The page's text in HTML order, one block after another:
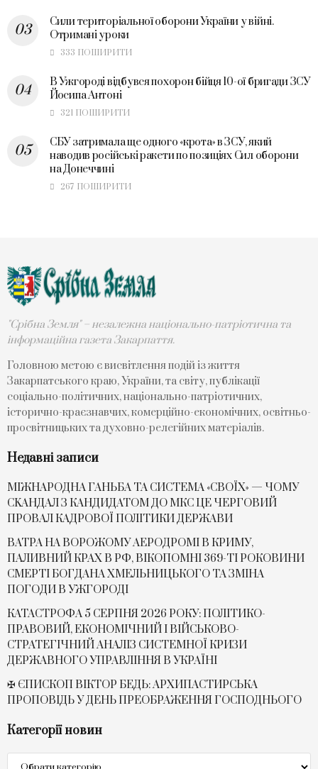
Сили територіальної оборони України у війні.
Отримані уроки
333 ПОШИРИТИ
В Ужгороді відбувся похорон бійця 10-ої бригади ЗСУ
Йосипа Антоні
321 ПОШИРИТИ
СБУ затримала ще одного «крота» в ЗСУ, який
наводив російські ракети по позиціях Сил оборони
на Донеччині
267 ПОШИРИТИ
"Срібна Земля" – незалежна національно-патріотична та
інформаційна газета Закарпаття.
Головною метою є висвітлення подій із життя
Закарпатського краю, України, та світу, публікації
соціально-політичних, національно-патріотичних,
історично-краєзнавчих, комерційно-економічних, освітньо-
просвітницьких та духовно-релегійних матеріалів.
Недавні записи
МІЖНАРОДНА ГАНЬБА ТА СИСТЕМА «СВОЇХ» — ЧОМУ
СKАНДАЛ З КАНДИДАТОМ ДО МКС ЦЕ ЧЕРГОВИЙ
ПРОВАЛ КАДРОВОЇ ПОЛІТИКИ ДЕРЖАВИ
ВАТРА НА ВОРОЖОМУ АЕРОДРОМІ В КРИМУ,
ПАЛИВНИЙ КРАХ В РФ, ВІКОПОМНІ 369-ТІ РОКОВИНИ
СМЕРТІ БОГДАНА ХМЕЛЬНИЦЬКОГО ТА ЗМІНА
ПОГОДИ В УЖГОРОДІ
КАТАСТРОФА 5 СЕРПНЯ 2026 РОКУ: ПОЛІТИКО-
ПРАВОВИЙ, ЕКОНОМІЧНИЙ І ВІЙСЬКОВО-
СТРАТЕГІЧНИЙ АНАЛІЗ СИСТЕМНОЇ КРИЗИ
ДЕРЖАВНОГО УПРАВЛІННЯ В УКРАЇНІ
✠ ЄПИСКОП ВІКТОР БЕДЬ: АРХИПАСТИРСЬКА
ПРОПОВІДЬ У ДЕНЬ ПРЕОБРАЖЕННЯ ГОСПОДНЬОГО
Категорії новин